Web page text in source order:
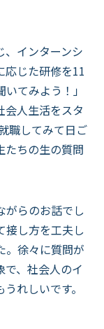
、インターンシ
応じた研修を11
てみよう！」
会人生活をスタ
職してみて日ご
たちの生の質問
がらのお話でし
接し方を工夫し
。徐々に質問が
、社会人のイ
れしいです。